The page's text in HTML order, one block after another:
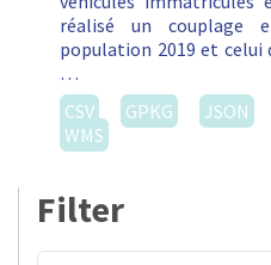
réalisé un
population 2019 et celui
…
CSV
GPKG JSON
WMS
Filter